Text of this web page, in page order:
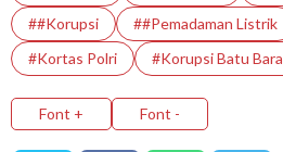
##Korupsi
##Pemadaman Listrik
#Kortas Polri
#Korupsi Batu Bara
Font + Font -